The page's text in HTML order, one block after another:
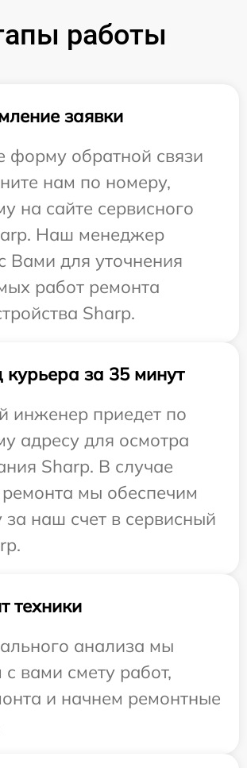
работы
заявки
форму обратной связи
нам по номеру,
на сайте сервисного
Наш менеджер
Вами для уточнения
работ ремонта
Sharp.
курьера за 35 минут
инженер приедет по
адресу для осмотра
Sharp. В случае
мы обеспечим
за наш счет в сервисный
техники
анализа мы
с вами смету работ,
и начнем ремонтные